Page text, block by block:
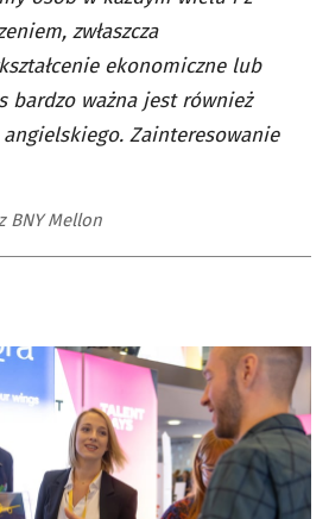
zwłaszcza
ekonomiczne lub
bardzo ważna jest również
Zainteresowanie
BNY Mellon